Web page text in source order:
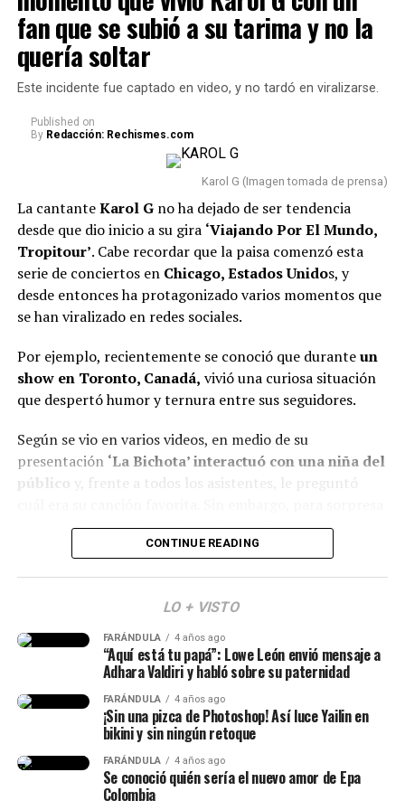
tratarse de situaciones personales que estaría
atravesando o, incluso, por Feid.
@markoentodo🥹❤️ @Karol G♬ sonido original –
al igual que algunas propuestas musicales
internacionales que han logrado convertirse entre las
favoritas de los colombianos.
Lee también: “Fui víctima de abvs6 s3xua7 de
Rafael Poveda”: Salieron a la luz los testimonios de
las presuntas víctimas que acusan al periodista
A continuación, presentamos el top 10 de las
canciones más escuchadasen el país y que
actualmente ocupan las primeras posiciones en dicho
listado:
GAMINAE — Kris R., Los Money Makers
Dichavate — Ya Ice Dilan, Rey Tony, Helabusador,
TUKI TUKIE — Kris R., GeezyDee, Flame
火炎
SUPERSTARE — Blessd, Los Money Makers
Todo Lo Fue — Lenin Ramírez
Pico Y Chao (W Sound 08) — W Sound, Kris R., Ovy
On The Drums
MERO TOTEE — Blessd, De La Rose, Los Money
4 Life — Kris R.
fan que se subió a su tarima y no la
quería soltar
Este incidente fue captado en video, y no tardó en viralizarse.
Published on
By Redacción: Rechismes.com
Karol G (Imagen tomada de prensa)
La cantanteKarol Gno ha dejado de ser tendencia
desde que dio inicio a su gira ‘Viajando Por El Mundo,
Tropitour’. Cabe recordar que la paisa comenzó esta
serie de conciertos enChicago, Estados Unidos, y
desde entonces ha protagonizado varios momentos que
se han viralizado en redes sociales.
Por ejemplo, recientemente se conoció que duranteun
show en Toronto, Canadá, vivió una curiosa situación
que despertó humor y ternura entre sus seguidores.
Según se vio en varios videos, en medio de su
presentación ‘La Bichota’ interactuó con una niña del
público y, frente a todos los asistentes, le preguntó
de todos, la pequeña en lugar de mencionar un éxito de
respondió que era ‘Dai Dai’, de Shakira.
CONTINUE READING
LO + VISTO
FARÁNDULA 4 años ago
“Aquí está tu papá”: Lowe León envió mensaje a
Adhara Valdiri y habló sobre su paternidad
FARÁNDULA 4 años ago
¡Sin una pizca de Photoshop! Así luce Yailin en
bikini y sin ningún retoque
FARÁNDULA 4 años ago
Se conoció quién sería el nuevo amor de Epa
Colombia